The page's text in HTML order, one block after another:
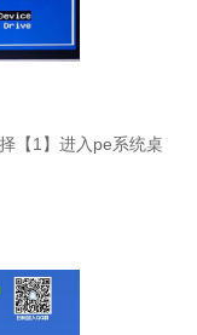
【1 】进入 pe系统桌